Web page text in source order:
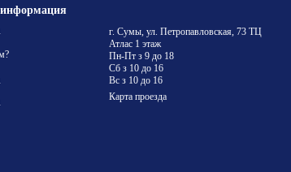
г. Сумы, ул. Петропавловская, 73 ТЦ
Атлас 1 этаж
Пн-Пт з 9 до 18
Сб з 10 до 16
Вс з 10 до 16
Карта проезда